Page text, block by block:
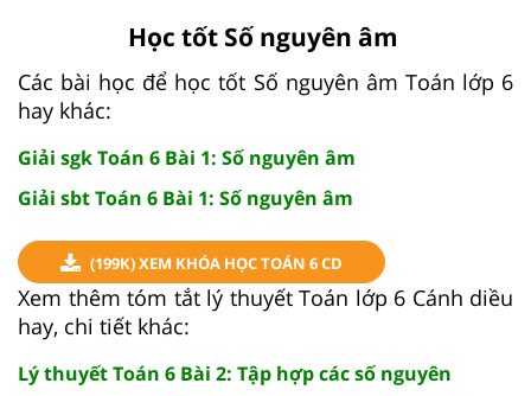
Học tốt Số nguyên âm
Các bài học để học tốt Số nguyên âm Toán lớp 6
hay khác:
Giải sgk Toán 6 Bài 1: Số nguyên âm
Giải sbt Toán 6 Bài 1: Số nguyên âm
(199K) XEM KHÓA HỌC TOÁN 6 CD
Xem thêm tóm tắt lý thuyết Toán lớp 6 Cánh diều
hay, chi tiết khác:
Lý thuyết Toán 6 Bài 2: Tập hợp các số nguyên